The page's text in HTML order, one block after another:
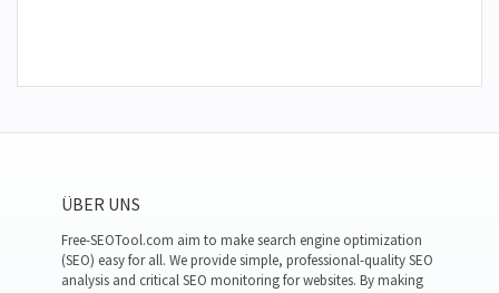
ÜBER UNS
Free-SEOTool.com aim to make search engine optimization
(SEO) easy for all. We provide simple, professional-quality SEO
analysis and critical SEO monitoring for websites. By making